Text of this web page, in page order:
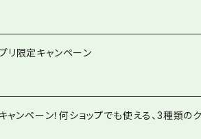
リ限定キャンペーン
ャンペーン！何ショップでも使える、3種類の